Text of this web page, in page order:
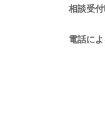
相談受
電話に